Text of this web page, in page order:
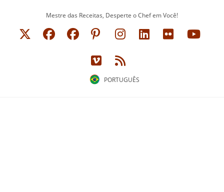
Mestre das Receitas, Desperte o Chef em Você!
PORTUGUÊS